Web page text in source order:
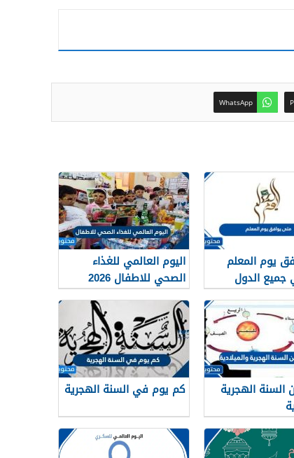
WhatsApp
يوم المعلم
في جميع الدول
اليوم العالمي للغذاء
الصحي للاطفال 2026
السنة الهجرية
كم يوم في السنة الهجرية